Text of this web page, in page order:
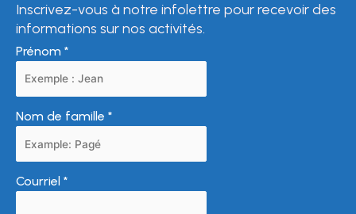
Inscrivez-vous à notre infolettre pour recevoir des
informations sur nos activités.
Prénom *
Nom de famille *
Courriel *